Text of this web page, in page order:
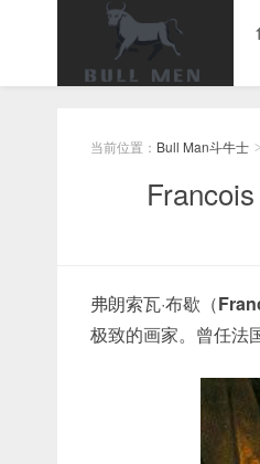
当前位置： Bull Man斗牛士 >
弗朗索瓦·布歇（
极致的画家。曾任法